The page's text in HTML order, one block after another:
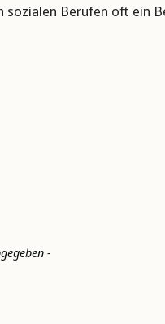
sozialen Berufen oft ein
-